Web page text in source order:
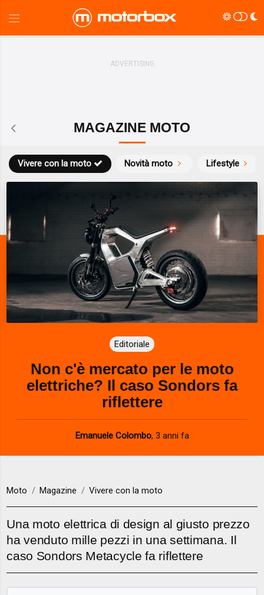
MAGAZINE MOTO
Novità moto
Vivere con la moto Lifestyle
Editoriale
Non c'è mercato per le moto
elettriche? Il caso Sondors fa
riflettere
Emanuele Colombo, 3 anni fa
Moto Magazine Vivere con la moto
Una moto elettrica di design al giusto prezzo
ha venduto mille pezzi in una settimana. Il
caso Sondors Metacycle fa riflettere